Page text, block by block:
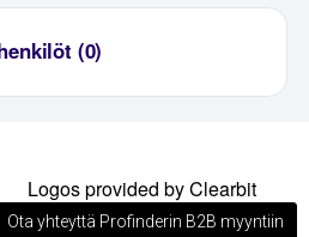
(0)
Logos provided by Clearbit
Ota yhteyttä Profinderin B2B myyntiin